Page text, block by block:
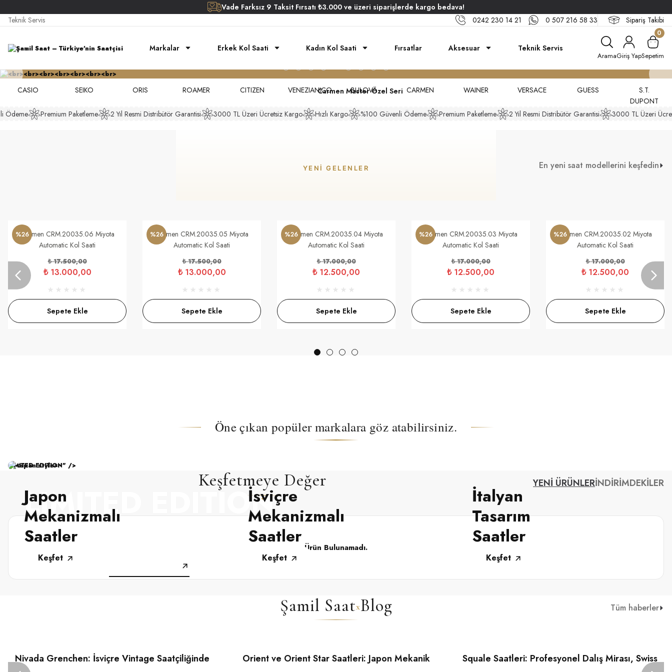
Vade Farksız 9 Taksit Fırsatı ₺3.000 ve üzeri siparişlerde kargo bedava!
Teknik Servis
0242 230 14 21 0 507 216 58 33 Sipariş Takibi
Markalar Erkek Kol Saati Kadın Kol Saati Fırsatlar Aksesuar Teknik Servis
Carmen Master Özel Seri
AramaGiriş Yap
0
Sepetim
CASIO SEIKO ORIS ROAMER CITIZEN VENEZIANICO BULOVA CARMEN WAINER VERSACE GUESS
S.T.
DUPONT
Premium Paketleme 2 Yıl Resmi Distribütör Garantisi 3000 TL Üzeri Ücretsiz Kargo Hızlı Kargo %100 Güvenli Ödeme Premium Paketleme 2 Yıl Resmi Distribütör Garantisi 3000 TL Üzeri
YENI GELENLER En yeni saat modellerini keşfedin
%26
Carmen CRM.20035.06 Miyota
Automatic Kol Saati
₺ 17.500,00
₺ 13.000,00
Sepete Ekle
%26
Carmen CRM.20035.05 Miyota
Automatic Kol Saati
₺ 17.500,00
₺ 13.000,00
Sepete Ekle
%26
Carmen CRM.20035.04 Miyota
Automatic Kol Saati
₺ 17.000,00
₺ 12.500,00
Sepete Ekle
%26
Carmen CRM.20035.03 Miyota
Automatic Kol Saati
₺ 17.000,00
₺ 12.500,00
Sepete Ekle
%26
Carmen CRM.20035.02 Miyota
Automatic Kol Saati
₺ 17.000,00
₺ 12.500,00
Sepete Ekle
Öne çıkan popüler markalara göz atabilirsiniz.
LIMITED EDITION" />
LIMITED EDITION
Zamanın ötesinde tasarım, kusursuz işçilik.
Japon
Mekanizmalı
Saatler
Keşfet
İsviçre
Mekanizmalı
Saatler
Keşfet
İtalyan
Tasarım
Saatler
Keşfet
Keşfetmeye Değer YENİ ÜRÜNLERİNDİRİMDEKİLER
Ürün Bulunamadı.
Şamil SaatxBlog Tüm haberler
Nivada Grenchen: İsviçre Vintage Saatçiliğinde
Orient ve Orient Star Saatleri: Japon Mekanik
Squale Saatleri: Profesyonel Dalış Mirası, Swiss